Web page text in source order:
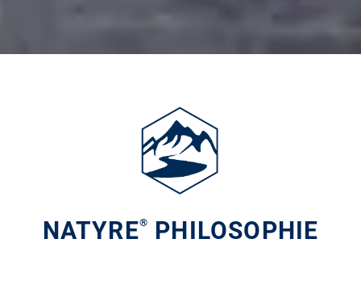
ÜBER NATYRE
„Nicht am Ziel wird der Mensch groß, sondern auf dem Weg dorthin.“
NATYRE® PHILOSOPHIE